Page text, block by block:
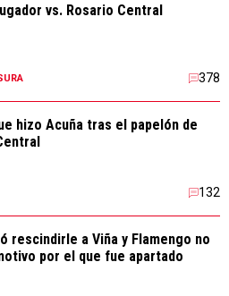
vs. Rosario Central
378
hizo Acuña tras el papelón de
132
rescindirle a Viña y Flamengo no
por el que fue apartado